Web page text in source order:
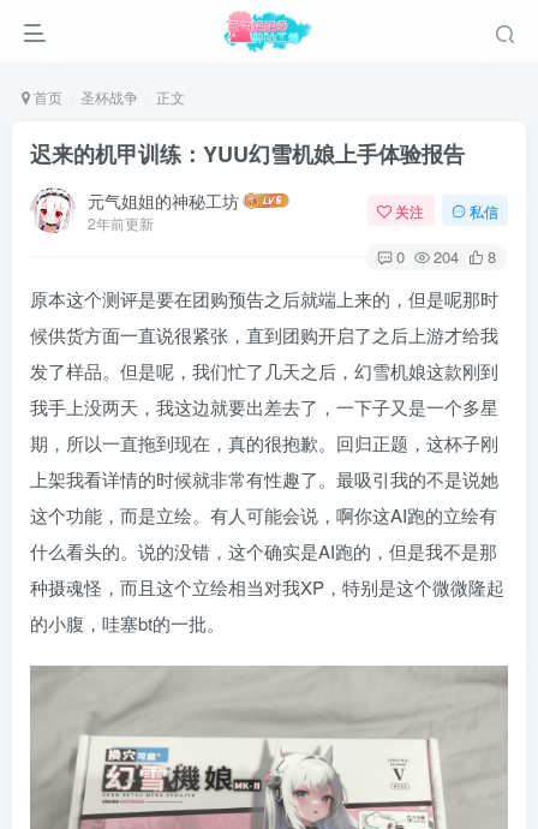
首页 圣杯战争 正文
迟来的机甲训练：YUU幻雪机娘上手体验报告
元气姐姐的神秘工坊
2年前更新
关注 私信
0 204 8
原本这个测评是要在团购预告之后就端上来的，但是呢那时
候供货方面一直说很紧张，直到团购开启了之后上游才给我
发了样品。但是呢，我们忙了几天之后，幻雪机娘这款刚到
我手上没两天，我这边就要出差去了，一下子又是一个多星
期，所以一直拖到现在，真的很抱歉。回归正题，这杯子刚
上架我看详情的时候就非常有性趣了。最吸引我的不是说她
这个功能，而是立绘。有人可能会说，啊你这AI跑的立绘有
什么看头的。说的没错，这个确实是AI跑的，但是我不是那
种摄魂怪，而且这个立绘相当对我XP，特别是这个微微隆起
的小腹，哇塞bt的一批。